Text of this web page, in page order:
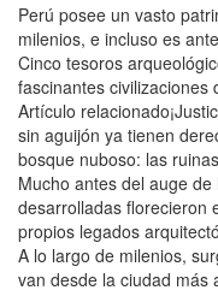
Perú posee un vasto
milenios, e incluso es
Cinco tesoros
fascinantes civilizaciones
Artículo
sin aguijón ya tienen
bosque nuboso: las
Mucho antes del auge
desarrolladas florecieron
propios legados
A lo largo de milenios,
van desde la ciudad más